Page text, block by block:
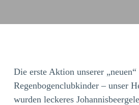
Die erste Aktion unserer „neuen“
Regenbogenclubkinder – unser
wurden leckeres